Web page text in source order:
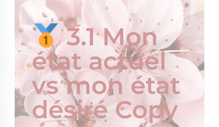
3.1 Mon
état actuel
vs mon état
désiré Copy